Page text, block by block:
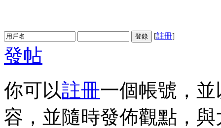
登錄 [註冊]
發帖
你可以註冊一個帳號，並
容，並隨時發佈觀點，